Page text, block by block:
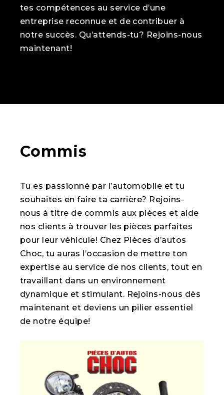
tes compétences au service d’une
entreprise reconnue et de contribuer à
notre succès. Qu’attends-tu? Rejoins-nous
maintenant!
Commis
Tu es passionné par l’automobile et tu
souhaites en faire ta carrière? Rejoins-
nous à titre de commis aux pièces et aide
nos clients à trouver les pièces parfaites
pour leur véhicule! Chez Pièces d’autos
Choc, tu auras l’occasion de mettre ton
expertise au service de nos clients, tout en
travaillant dans un environnement
dynamique et stimulant. Rejoins-nous dès
maintenant et deviens un pilier essentiel
de notre équipe!